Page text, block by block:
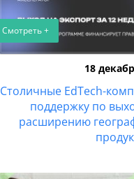
Смотреть +
18
Столичные EdTech-
поддержку по
расширению